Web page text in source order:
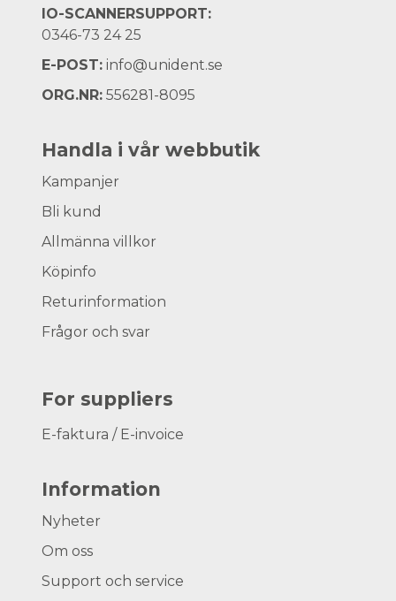
IO-SCANNERSUPPORT:
0346-73 24 25
E-POST: info@unident.se
ORG.NR: 556281-8095
Handla i vår webbutik
Kampanjer
Bli kund
Allmänna villkor
Köpinfo
Returinformation
Frågor och svar
For suppliers
E-faktura / E-invoice
Information
Nyheter
Om oss
Support och service